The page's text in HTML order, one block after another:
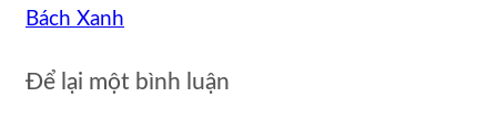
Bách Xanh
Để lại một bình luận